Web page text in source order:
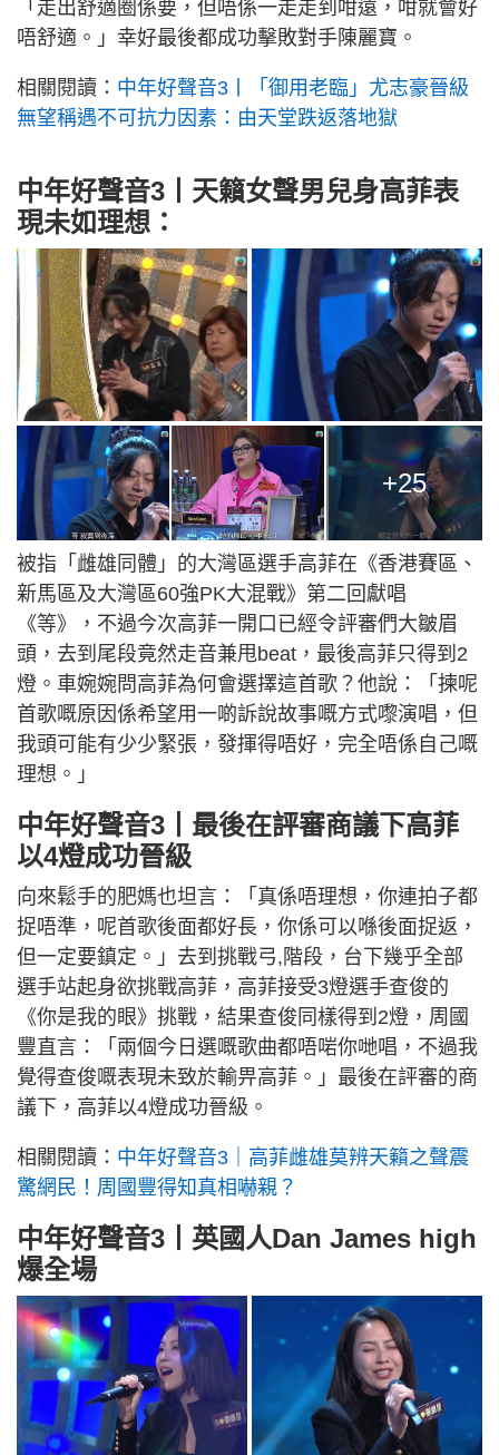
「走出舒適圈係要，但唔係一走走到咁遠，咁就會好
唔舒適。」幸好最後都成功擊敗對手陳麗寶。
相關閱讀： 中年好聲音3丨「御用老臨」尤志豪晉級
無望稱遇不可抗力因素：由天堂跌返落地獄
中年好聲音3丨天籟女聲男兒身高菲表
現未如理想：
+25
被指「雌雄同體」的大灣區選手高菲在《香港賽區、
新馬區及大灣區60強PK大混戰》第二回獻唱
《等》，不過今次高菲一開口已經令評審們大皺眉
頭，去到尾段竟然走音兼甩beat，最後高菲只得到2
燈。車婉婉問高菲為何會選擇這首歌？他說：「揀呢
首歌嘅原因係希望用一啲訴說故事嘅方式嚟演唱，但
我頭可能有少少緊張，發揮得唔好，完全唔係自己嘅
理想。」
中年好聲音3丨最後在評審商議下高菲
以4燈成功晉級
向來鬆手的肥媽也坦言：「真係唔理想，你連拍子都
捉唔準，呢首歌後面都好長，你係可以喺後面捉返，
但一定要鎮定。」去到挑戰弓,階段，台下幾乎全部
選手站起身欲挑戰高菲，高菲接受3燈選手查俊的
《你是我的眼》挑戰，結果查俊同樣得到2燈，周國
豐直言：「兩個今日選嘅歌曲都唔啱你哋唱，不過我
覺得查俊嘅表現未致於輸畀高菲。」最後在評審的商
議下，高菲以4燈成功晉級。
相關閱讀： 中年好聲音3｜高菲雌雄莫辨天籟之聲震
驚網民！周國豐得知真相嚇親？
中年好聲音3丨英國人Dan James high
爆全場